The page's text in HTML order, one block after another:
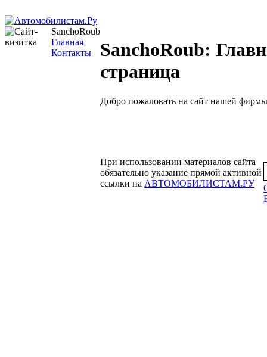
SanchoRoub
Главная
Контакты
SanchoRoub:
страница
Добро пожаловать на сайт нашей
При использовании материалов сайта
обязательно указание прямой активной
ссылки на АВТОМОБИЛИСТАМ.РУ